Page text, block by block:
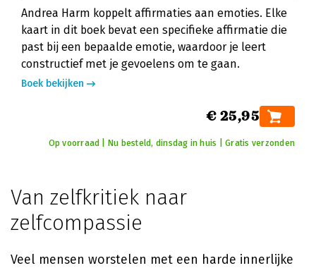
Andrea Harm koppelt affirmaties aan emoties. Elke
kaart in dit boek bevat een specifieke affirmatie die
past bij een bepaalde emotie, waardoor je leert
constructief met je gevoelens om te gaan.
Boek bekijken
€ 25,95
Op voorraad | Nu besteld, dinsdag in huis | Gratis verzonden
Van zelfkritiek naar
zelfcompassie
Veel mensen worstelen met een harde innerlijke